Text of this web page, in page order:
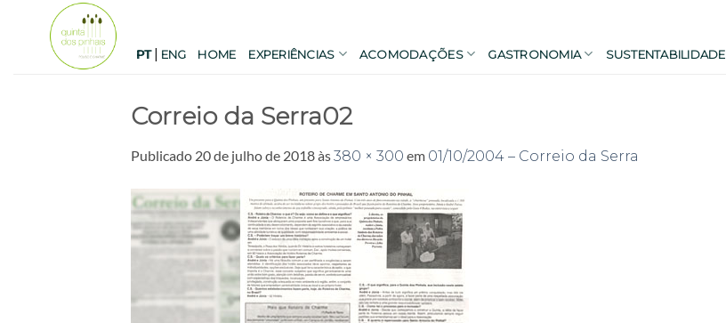
content
PT| ENG HOME EXPERIÊNCIAS ACOMODAÇÕES GASTRONOMIA SUSTENTABILIDADE
Correio da Serra02
Publicado 20 de julho de 2018às380 × 300 em 01/10/2004 – Correio da Serra